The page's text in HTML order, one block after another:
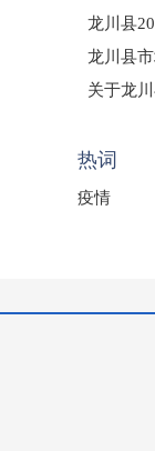
龙川县
龙川县
（龙市
关于龙
热词
疫情